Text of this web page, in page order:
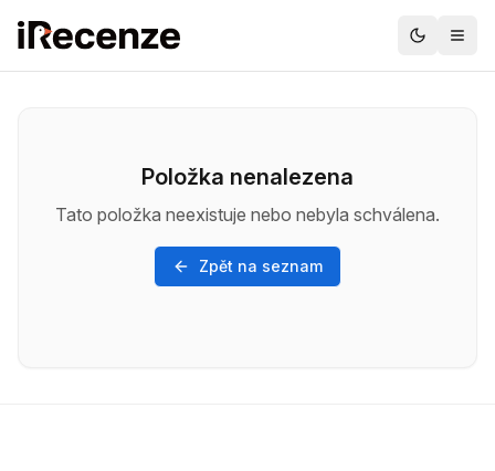
Položka nenalezena
Tato položka neexistuje nebo nebyla schválena.
Zpět na seznam